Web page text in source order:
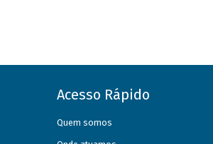
Acesso Rápido
Quem somos